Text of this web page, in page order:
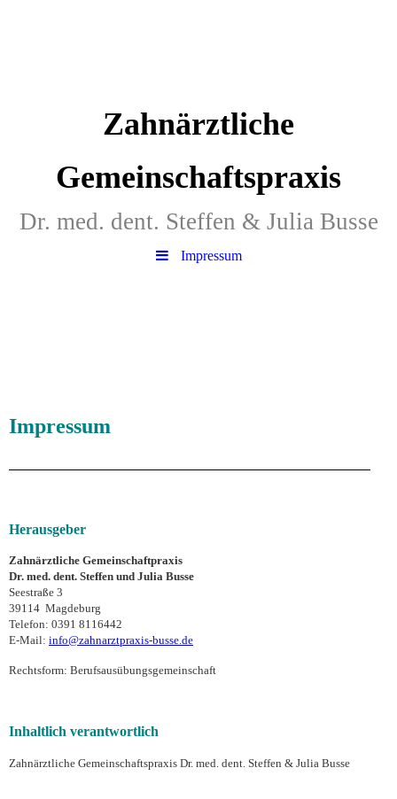
Zahnärztliche
Gemeinschaftspraxis
Dr. med. dent. Steffen & Julia Busse
Impressum
Impressum
Herausgeber
Zahnärztliche Gemeinschaftpraxis
Dr. med. dent. Steffen und Julia Busse
Seestraße 3
39114 Magdeburg
Telefon: 0391 8116442
E-Mail: info@zahnarztpraxis-busse.de
Rechtsform: Berufsausübungsgemeinschaft
Inhaltlich verantwortlich
Zahnärztliche Gemeinschaftspraxis Dr. med. dent. Steffen & Julia Busse